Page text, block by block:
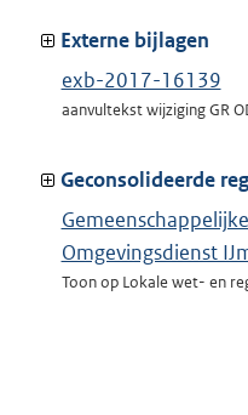
van:
Externe bijlagen
exb-2017-16139
aanvultekst wijziging GR
Geconsolideerde
Omgevingsdienst
Toon op Lokale wet- en